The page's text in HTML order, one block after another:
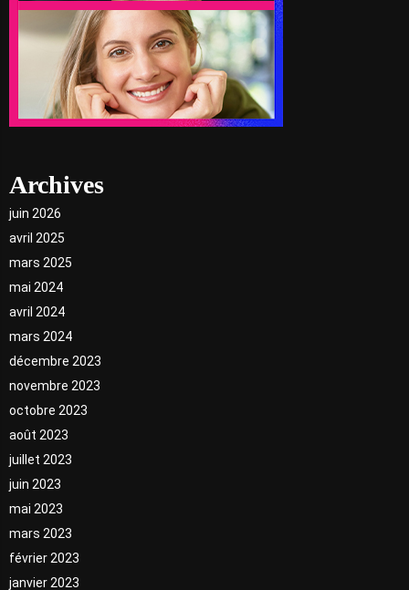
Archives
juin 2026
avril 2025
mars 2025
mai 2024
avril 2024
mars 2024
décembre 2023
novembre 2023
octobre 2023
août 2023
juillet 2023
juin 2023
mai 2023
mars 2023
février 2023
janvier 2023